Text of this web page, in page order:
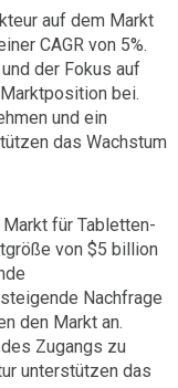
auf dem Markt
CAGR von 5%.
der Fokus auf
bei.
und ein
das Wachstum
für Tabletten-
von $5 billion
Nachfrage
den Markt an.
Zugangs zu
unterstützen das